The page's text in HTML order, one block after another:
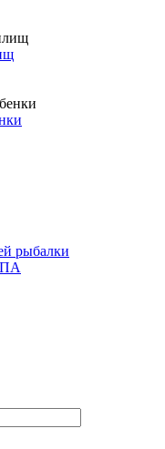
рыбалки